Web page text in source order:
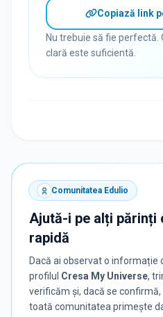
Copiază link
Nu trebuie să fie perfectă.
clară este suficientă.
Comunitatea Edulio
Ajută-i pe alți părinți
rapidă
Dacă ai observat o informație
profilul Cresa My Universe,
verificăm și, dacă se
toată comunitatea primește